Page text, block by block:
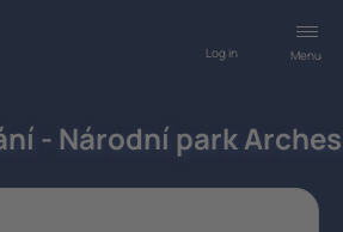
Menu
Log in
- Národní park Arches